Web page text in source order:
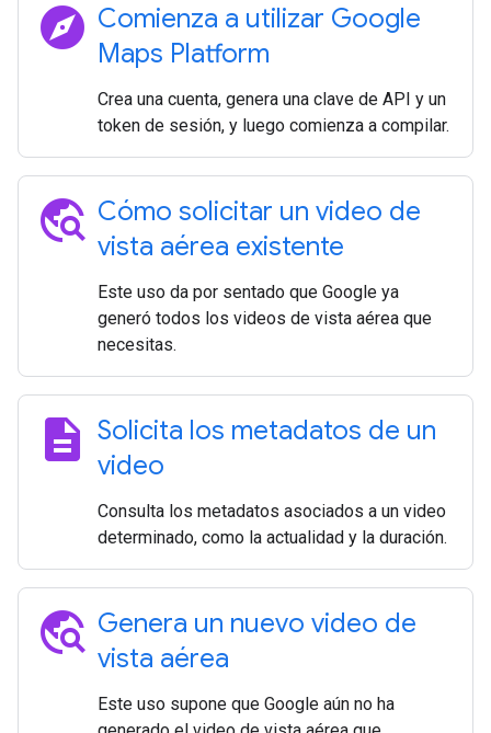
explore Comienza a utilizar Google
Maps Platform
Crea una cuenta, genera una clave de API y un
token de sesión, y luego comienza a compilar.
travel_explore Cómo solicitar un video de
vista aérea existente
Este uso da por sentado que Google ya
generó todos los videos de vista aérea que
necesitas.
description Solicita los metadatos de un
video
Consulta los metadatos asociados a un video
determinado, como la actualidad y la duración.
travel_explore Genera un nuevo video de
vista aérea
Este uso supone que Google aún no ha